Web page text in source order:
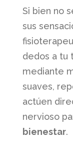
Si bien no
sus
dedos a tu
mediante
suaves,
actúen
nervioso
bienestar.